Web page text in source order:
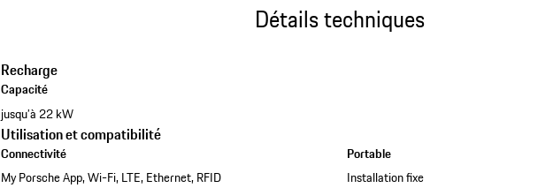
Détails techniques
Recharge
Capacité
jusqu’à 22 kW
Utilisation et compatibilité
Connectivité
My Porsche App, Wi-Fi, LTE, Ethernet, RFID
Portable
Installation fixe